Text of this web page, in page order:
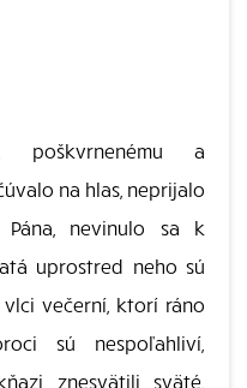
poškvrnenému a
na hlas, neprijalo
nevinulo sa k
uprostred neho sú
večerní, ktorí ráno
sú nespoľahliví,
znesvätili sväté,